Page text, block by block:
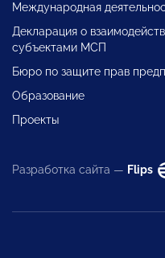
Международная
Декларация о
субъектами МСП
Бюро по защите прав
Образование
Проекты
Разработка сайта — Flips